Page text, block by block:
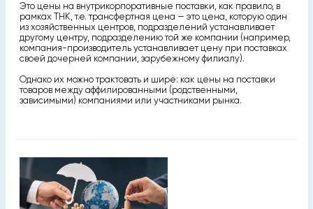
Это цены на внутрикорпоративные постав­ки, как правило, в
рамках ТНК, т.е. трансфертная цена — это цена, ко­торую один
из хозяйственных центров, подразделений устанавливает
другому центру, подразделению той же компании (например,
компа­ния-производитель устанавливает цену при поставках
своей дочерней компании, зарубежному филиалу).
Однако их можно трактовать и шире: как цены на поставки
товаров между аффилированными (родст­венными,
зависимыми) компаниями или участниками рынка.